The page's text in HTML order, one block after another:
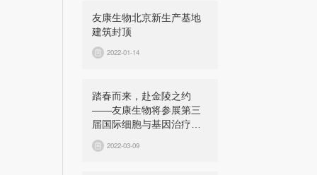
友康生物北京新生产基地
建筑封顶
2022-01-14
踏春而来，赴金陵之约
——友康生物将参展第三
届国际细胞与基因治疗中
国峰会（CGCS 2022）
2022-03-09